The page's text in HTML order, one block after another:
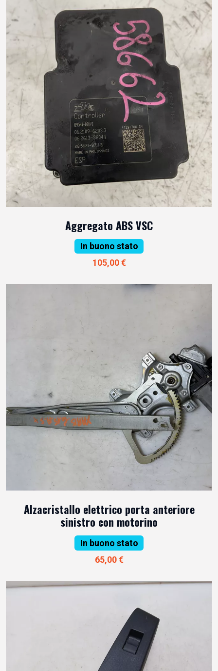
Aggregato ABS VSC
In buono stato
105,00 €
Alzacristallo elettrico porta anteriore
sinistro con motorino
In buono stato
65,00 €